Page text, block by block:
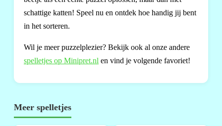
schattige katten! Speel nu en ontdek hoe handig jij bent
in het sorteren.
Wil je meer puzzelplezier? Bekijk ook al onze andere
spelletjes op Minipret.nl en vind je volgende favoriet!
Meer spelletjes